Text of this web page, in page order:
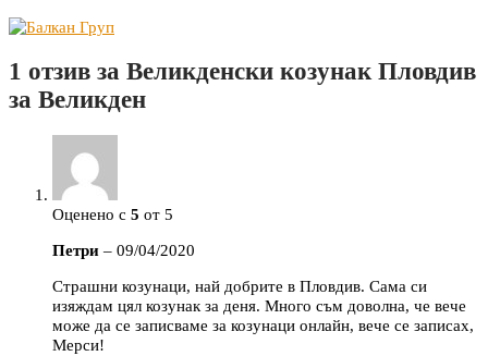
1 отзив за Великденски козунак Пловдив
за Великден
Оценено с 5 от 5
Петри – 09/04/2020
Страшни козунаци, най добрите в Пловдив. Сама си
изяждам цял козунак за деня. Много съм доволна, че вече
може да се записваме за козунаци онлайн, вече се записах,
Мерси!